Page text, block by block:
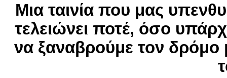
Μια ταινία που μας
τελειώνει ποτέ, όσο
να ξαναβρούμε τον δρόμο